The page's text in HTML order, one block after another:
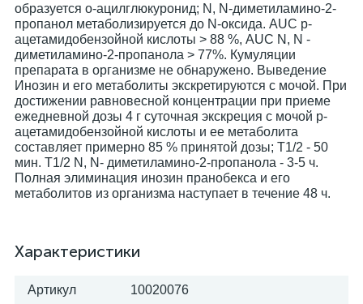
образуется о-ацилглюкуронид; N, N-диметиламино-2-
пропанол метаболизируется до N-оксида. AUC р-
ацетамидобензойной кислоты > 88 %, AUC N, N -
диметиламино-2-пропанола > 77%. Кумуляции
препарата в организме не обнаружено. Выведение
Инозин и его метаболиты экскретируются с мочой. При
достижении равновесной концентрации при приеме
ежедневной дозы 4 г суточная экскреция с мочой р-
ацетамидобензойной кислоты и ее метаболита
составляет примерно 85 % принятой дозы; Т1/2 - 50
мин. Т1/2 N, N- диметиламино-2-пропанола - 3-5 ч.
Полная элиминация инозин пранобекса и его
метаболитов из организма наступает в течение 48 ч.
Характеристики
Артикул 10020076